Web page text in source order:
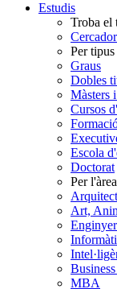
Estudis
Troba el
Per
Graus
Dobles
Màsters
Cursos
Escola
Doctorat
Per
Art,
MBA